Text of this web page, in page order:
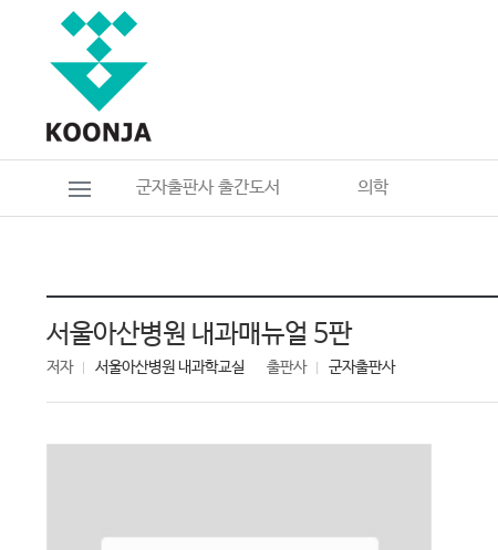
군자출판사 출간도서 의학
서울아산병원 내과매뉴얼 5판
저자 서울아산병원 내과학교실 출판사 군자출판사